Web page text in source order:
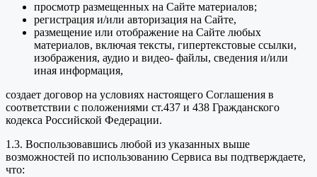
просмотр размещенных на Сайте материалов;
регистрация и/или авторизация на Сайте,
размещение или отображение на Сайте любых
материалов, включая тексты, гипертекстовые ссылки,
изображения, аудио и видео- файлы, сведения и/или
иная информация,
создает договор на условиях настоящего Соглашения в
соответствии с положениями ст.437 и 438 Гражданского
кодекса Российской Федерации.
1.3. Воспользовавшись любой из указанных выше
возможностей по использованию Сервиса вы подтверждаете,
что: